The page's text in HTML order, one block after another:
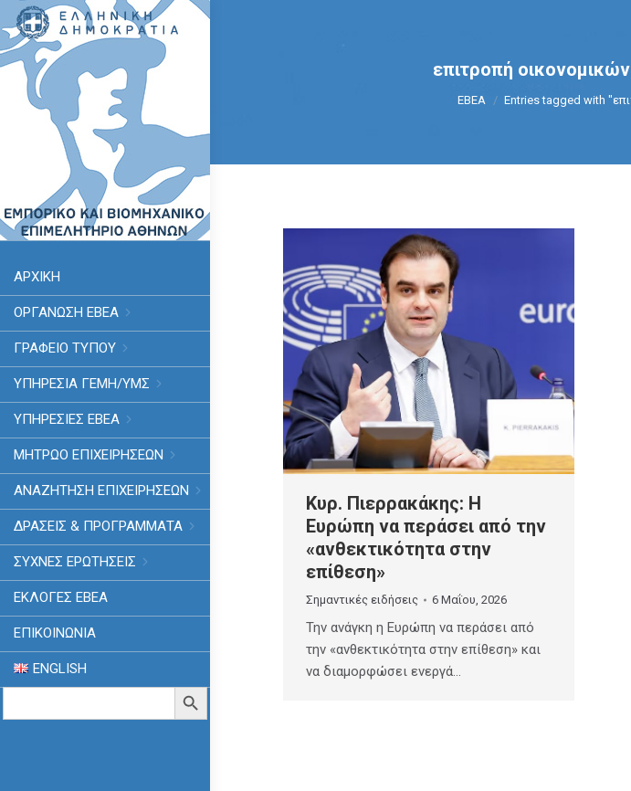
ΑΡΧΙΚΗ
ΟΡΓΑΝΩΣΗ ΕΒΕΑ
ΓΡΑΦΕΙΟ ΤΥΠΟΥ
ΥΠΗΡΕΣΊΑ ΓΕΜΗ/ΥΜΣ
ΥΠΗΡΕΣΙΕΣ ΕΒΕΑ
ΜΗΤΡΩΟ ΕΠΙΧΕΙΡΗΣΕΩΝ
ΑΝΑΖΗΤΗΣΗ ΕΠΙΧΕΙΡΗΣΕΩΝ
ΔΡΑΣΕΙΣ & ΠΡΟΓΡΑΜΜΑΤΑ
ΣΥΧΝΕΣ ΕΡΩΤΗΣΕΙΣ
ΕΚΛΟΓΈΣ ΕΒΕΑ
ΕΠΙΚΟΙΝΩΝΙΑ
ENGLISH
Search
Search Button
επιτροπή
You are here:
ΕΒΕΑ Entries tagged with
Κυρ. Πιερρακάκης: Η
Ευρώπη να περάσει από την
«ανθεκτικότητα στην
επίθεση»
Σημαντικές ειδήσεις 6 Μαΐου, 2026
Την ανάγκη η Ευρώπη να περάσει από
την «ανθεκτικότητα στην επίθεση» και
να διαμορφώσει ενεργά…